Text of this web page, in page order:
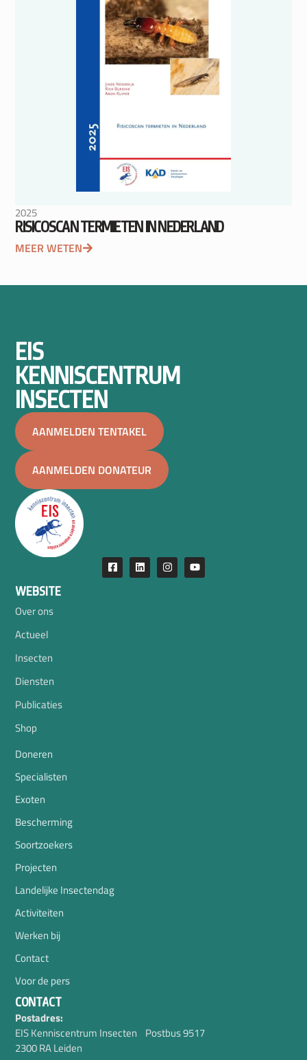
2025
RISICOSCAN TERMIETEN IN NEDERLAND
MEER WETEN
EIS
KENNISCENTRUM
INSECTEN
AANMELDEN TENTAKEL
AANMELDEN DONATEUR
WEBSITE
Over ons
Actueel
Insecten
Diensten
Publicaties
Shop
Doneren
Specialisten
Exoten
Bescherming
Soortzoekers
Projecten
Landelijke Insectendag
Activiteiten
Werken bij
Contact
Voor de pers
CONTACT
Postadres:
EIS Kenniscentrum Insecten Postbus 9517
2300 RA Leiden